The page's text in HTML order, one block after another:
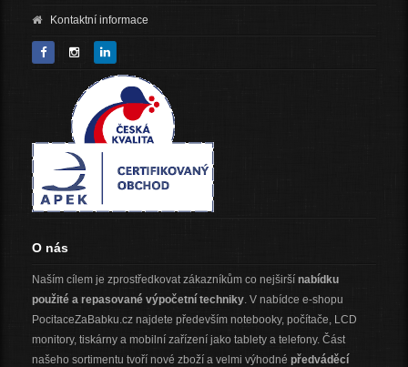
Kontaktní informace
O nás
Naším cílem je zprostředkovat zákazníkům co nejširší nabídku
použité a repasované výpočetní techniky. V nabídce e-shopu
PocitaceZaBabku.cz najdete především notebooky, počítače, LCD
monitory, tiskárny a mobilní zařízení jako tablety a telefony. Část
našeho sortimentu tvoří nové zboží a velmi výhodné předváděcí